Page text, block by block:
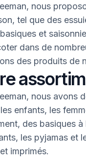
nous
tel que des
et
dans de
des produits de
nous avons
enfants, les
des basiques
les pyjamas et
imprimés.